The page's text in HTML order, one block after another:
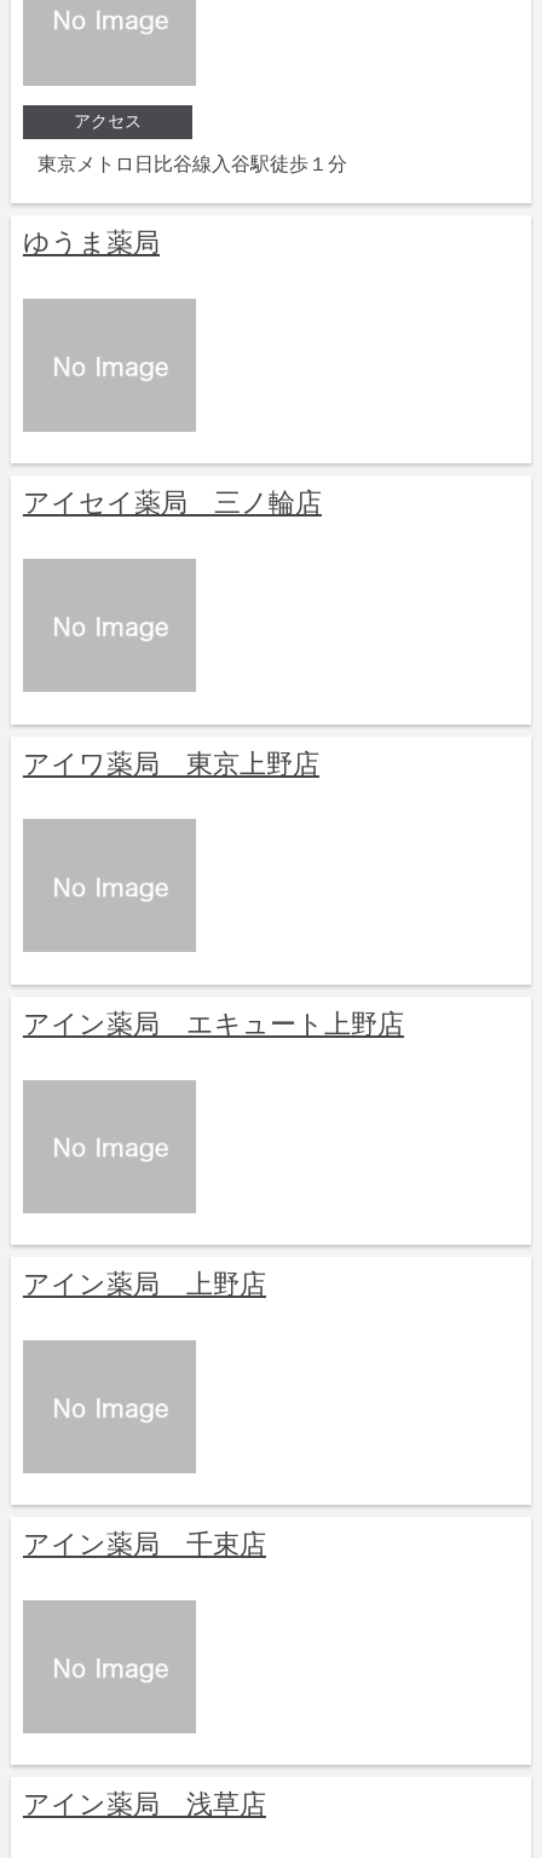
アクセス
東京メトロ日比谷線入谷駅徒歩１分
ゆうま薬局
アイセイ薬局 三ノ輪店
アイワ薬局 東京上野店
アイン薬局 エキュート上野店
アイン薬局 上野店
アイン薬局 千束店
アイン薬局 浅草店